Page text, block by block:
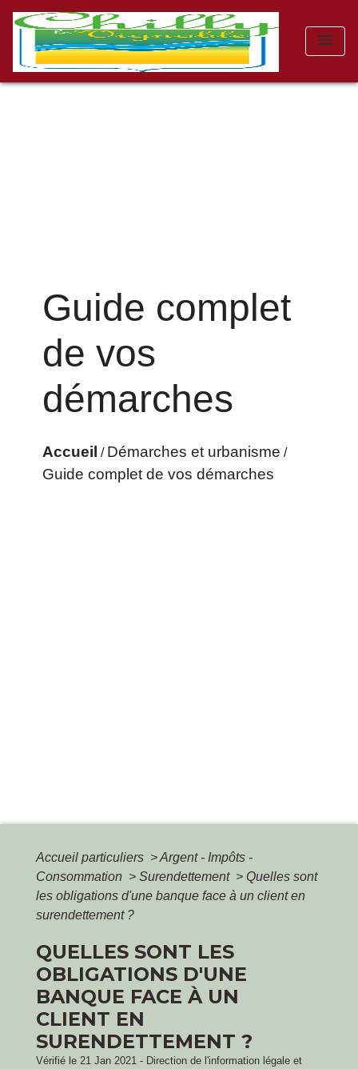
menu
Guide complet
de vos
démarches
Accueil / Démarches et urbanisme /
Guide complet de vos démarches
Accueil particuliers >Argent - Impôts -
Consommation > Surendettement > Quelles sont
les obligations d'une banque face à un client en
surendettement ?
QUELLES SONT LES
OBLIGATIONS D'UNE
BANQUE FACE À UN
CLIENT EN
SURENDETTEMENT ?
Vérifié le 21 Jan 2021 - Direction de l'information légale et